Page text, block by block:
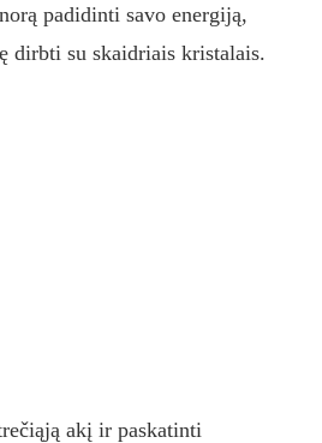
padidinti savo energiją,
dirbti su skaidriais kristalais.
akį ir paskatinti